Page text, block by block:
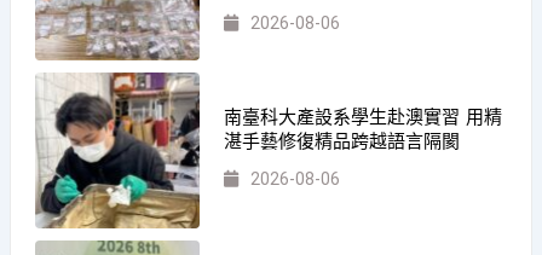
2026-08-06
南臺科大產設系學生赴澳實習 用精
湛手藝修復精品跨越語言隔閡
2026-08-06